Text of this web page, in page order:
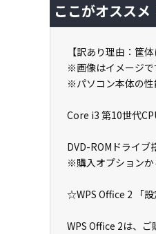
ここがオススメ
【訳あり理由：筐
※画像はイメージで
※パソコン本体の性
Core i3 第10世代
DVD-ROMドライブ
※購入オプションか
☆WPS Office 2 「設
WPS Office 2は、